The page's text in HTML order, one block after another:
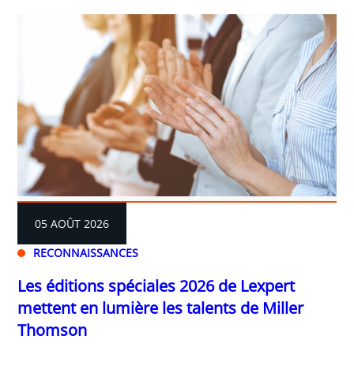
RECONNAISSANCES
05 AOÛT 2026
Les éditions spéciales 2026 de Lexpert
mettent en lumière les talents de Miller
Thomson